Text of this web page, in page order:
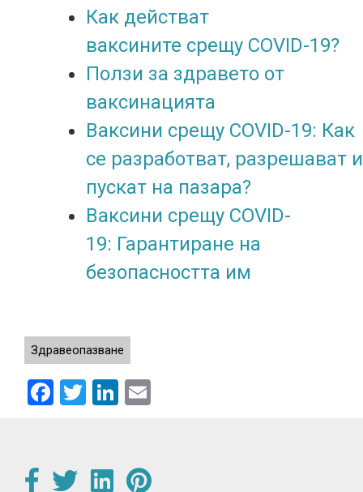
Как действат
ваксините срещу COVID-19?
Ползи за здравето от
ваксинацията
Ваксини срещу COVID-19: Как
се разработват, разрешават и
пускат на пазара?
Ваксини срещу COVID-
19: Гарантиране на
безопасността им
Здравеопазване
Facebook
TwitterLinkedIn